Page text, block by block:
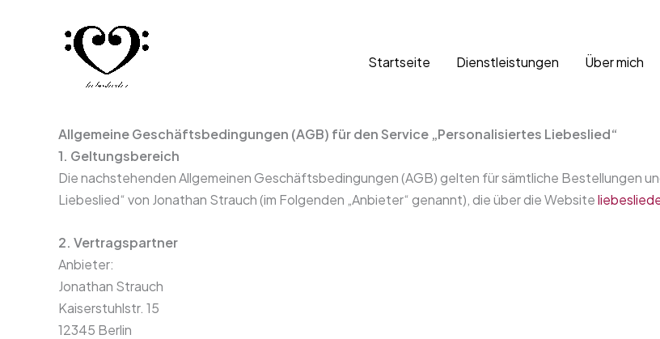
Startseite Dienstleistungen Über mich
Allgemeine Geschäftsbedingungen (AGB) für den Service „Personalisiertes Liebeslied“
1. Geltungsbereich
Die nachstehenden Allgemeinen Geschäftsbedingungen (AGB) gelten für sämtliche Bestellungen
Liebeslied“ von Jonathan Strauch (im Folgenden „Anbieter“ genannt), die über die Website
2. Vertragspartner
Anbieter:
Jonathan Strauch
Kaiserstuhlstr. 15
12345 Berlin